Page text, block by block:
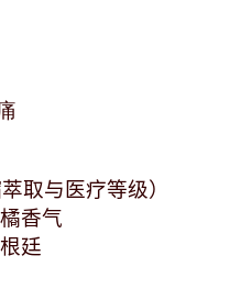
萃取与医疗等级）
香气
廷